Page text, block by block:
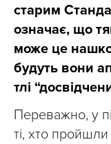
старим
означає, що
може це
будуть вони
тлі
Переважно, у
ті, хто пройшли